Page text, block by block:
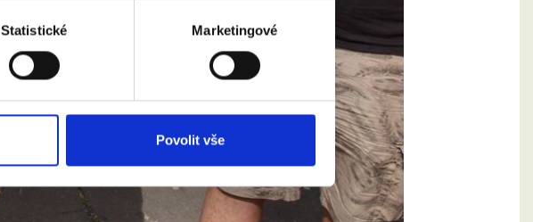
Statistické Marketingové
Povolit vše